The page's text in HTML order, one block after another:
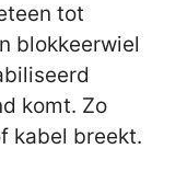
tot
blokkeerwiel
komt. Zo
kabel breekt.